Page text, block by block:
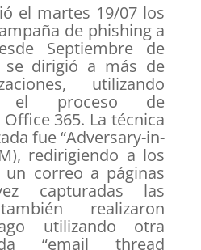
el martes 19/07 los
de phishing a
Septiembre de
se dirigió a más de
utilizando
el proceso de
365. La técnica
fue “Adversary-in-
redirigiendo a los
un correo a páginas
capturadas las
realizaron
utilizando otra
“email thread